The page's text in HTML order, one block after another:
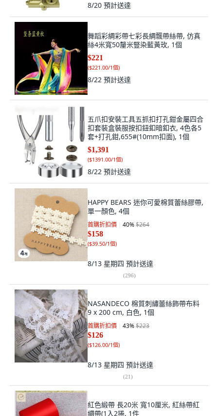
8/20 預計送達
舞蹈彩綢彩帶七彩長綢飄帶絲帶, 仿真
絲4米寬50釐米豎染藍黃玫, 1個
$221
($221.00/1個)
8/22 預計送達
五爪扣安裝工具五抓扣打孔鉗金屬四合
扣套裝盒裝服按扣鈕釦暗釦衣, 4色各5
套+打孔鉗,655#(10mm扣面), 1個
$1,391
($1391.00/1個)
8/22 預計送達
HAPPY BEARS 迷你可愛棉質蕾絲膠帶,
單一顏色, 4個
首購折扣價 40%$264
$158
($39.50/1個)
8/13 星期四 預計送達
(296)
NASANDECO 棉質刺繡蕾絲飾帶布料
9 x 200 cm, 白色, 1個
首購折扣價 43%$223
$126
($126.00/1個)
8/13 星期四 預計送達
(21)
紅色緞帶 長20米 寬10厘米, 紅絲帶紅
綢帶(1入2捲, 1件